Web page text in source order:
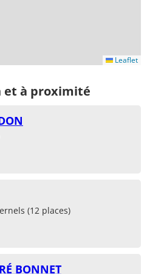
Leaflet
et à proximité
(12 places)
BONNET